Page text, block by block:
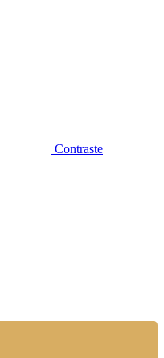
Contraste